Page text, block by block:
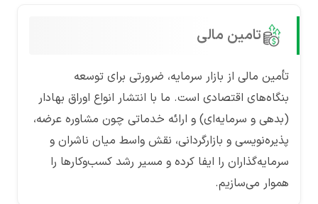
تامین مالی
تأمین مالی از بازار سرمایه، ضرورتی برای توسعه
بنگاه‌های اقتصادی است. ما با انتشار انواع اوراق بهادار
(بدهی و سرمایه‌ای) و ارائه خدماتی چون مشاوره عرضه،
پذیره‌نویسی و بازارگردانی، نقش واسط میان ناشران و
سرمایه‌گذاران را ایفا کرده و مسیر رشد کسب‌وکارها را
هموار می‌سازیم.